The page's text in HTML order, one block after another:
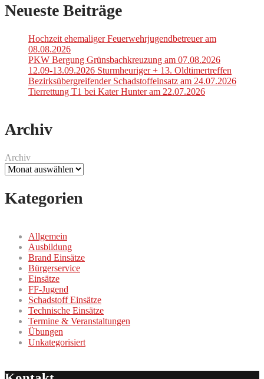
Neueste Beiträge
Hochzeit ehemaliger Feuerwehrjugendbetreuer am
08.08.2026
PKW Bergung Grünsbachkreuzung am 07.08.2026
12.09-13.09.2026 Sturmheuriger + 13. Oldtimertreffen
Bezirksübergreifender Schadstoffeinsatz am 24.07.2026
Tierrettung T1 bei Kater Hunter am 22.07.2026
Archiv
Archiv
Kategorien
Allgemein
Ausbildung
Brand Einsätze
Bürgerservice
Einsätze
FF-Jugend
Schadstoff Einsätze
Technische Einsätze
Termine & Veranstaltungen
Übungen
Unkategorisiert